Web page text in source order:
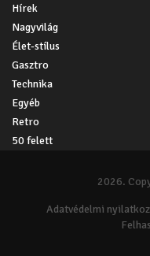
Hírek
Nagyvilág
Élet-stílus
Gasztro
Technika
Egyéb
Retro
50 felett
2026.
Adatvédelmi